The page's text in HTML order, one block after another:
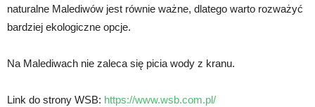
naturalne Malediwów jest równie ważne, dlatego warto rozważyć
bardziej ekologiczne opcje.
Na Malediwach nie zaleca się picia wody z kranu.
Link do strony WSB: https://www.wsb.com.pl/